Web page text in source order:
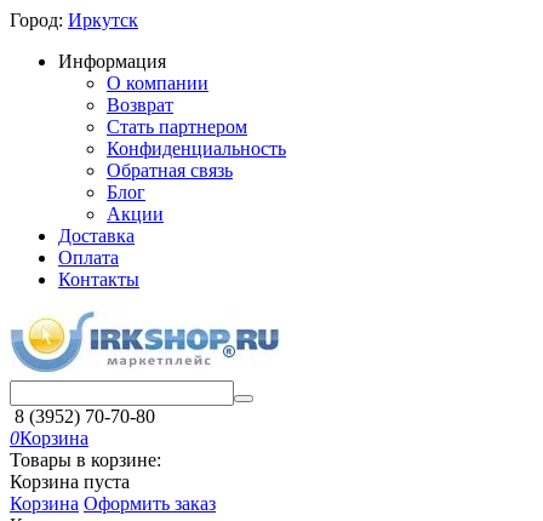
Город: Иркутск
Информация
О компании
Возврат
Стать партнером
Конфиденциальность
Обратная связь
Блог
Акции
Доставка
Оплата
Контакты
8 (3952) 70-70-80
0Корзина
Товары в корзине:
Корзина пуста
Корзина Оформить заказ